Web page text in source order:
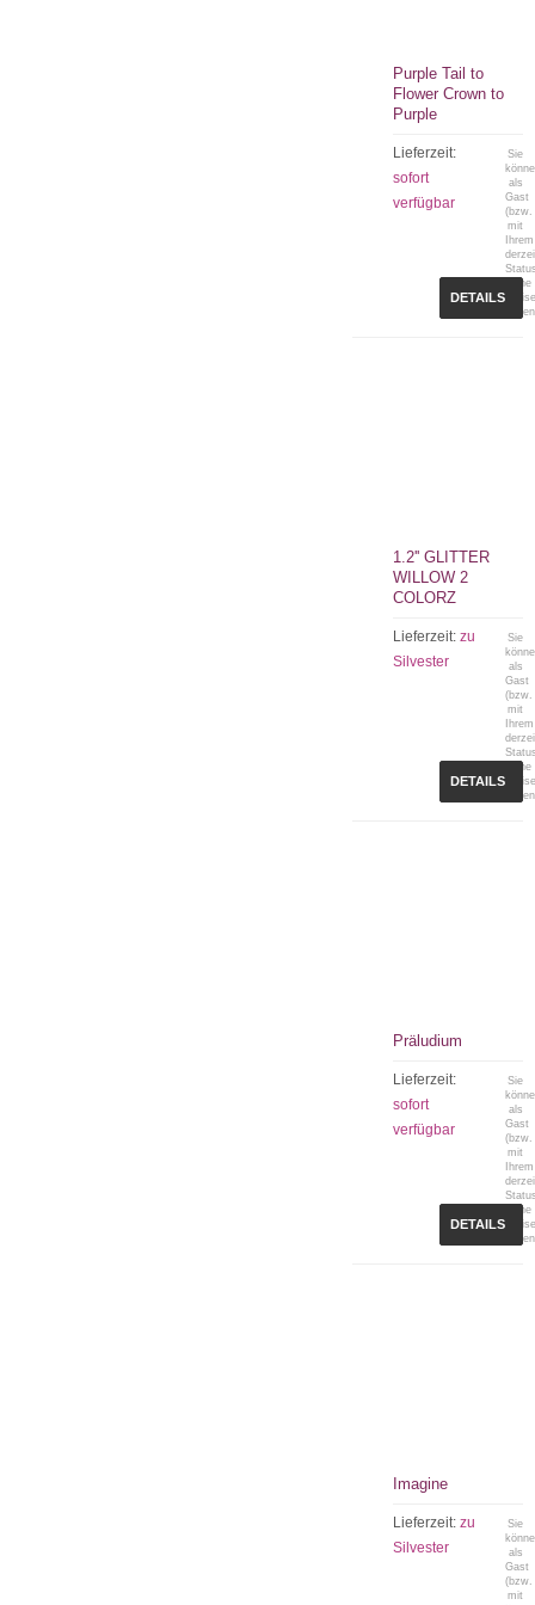
Purple Tail to
Flower Crown to
Purple
Lieferzeit:
sofort
verfügbar
Sie
als
Gast
(bzw.
mit
Ihrem
keine
DETAILS
1.2'' GLITTER
WILLOW 2
COLORZ
Lieferzeit:zu
Silvester
Sie
als
Gast
(bzw.
mit
Ihrem
keine
DETAILS
Präludium
Lieferzeit:
sofort
verfügbar
Sie
als
Gast
(bzw.
mit
Ihrem
keine
DETAILS
Imagine
Lieferzeit:zu
Silvester
Sie
als
Gast
(bzw.
mit